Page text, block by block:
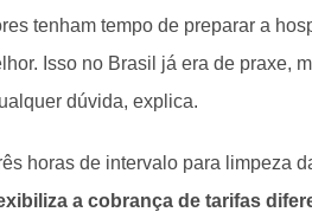
tenham tempo de preparar a
Isso no Brasil já era de praxe,
dúvida, explica.
horas de intervalo para limpeza
a cobrança de tarifas